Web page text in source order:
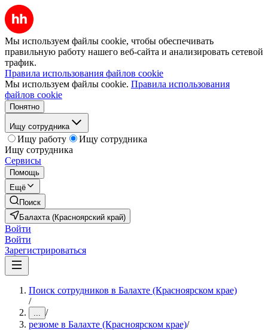
Мы используем файлы cookie, чтобы обеспечивать
правильную работу нашего веб-сайта и анализировать сетевой
трафик.
Правила использования файлов cookie
Мы используем файлы cookie. Правила использования
файлов cookie
Понятно
Ищу сотрудника
Ищу работу
Ищу сотрудника
Ищу сотрудника
Сервисы
Помощь
Ещё
Поиск
Балахта (Красноярский край)
Войти
Войти
Зарегистрироваться
Поиск сотрудников в Балахте (Красноярском крае)
/
... /
резюме в Балахте (Красноярском крае)/